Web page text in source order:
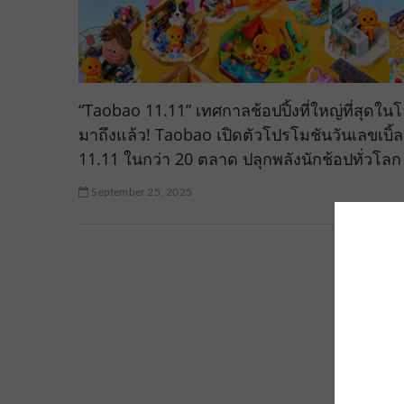
“Taobao 11.11” เทศกาลช้อปปิ้งที่ใหญ่ที่สุดใน
มาถึงแล้ว! Taobao เปิดตัวโปรโมชันวันเลขเบิ้ล
11.11 ในกว่า 20 ตลาด ปลุกพลังนักช้อปทั่วโลก
September 25, 2025